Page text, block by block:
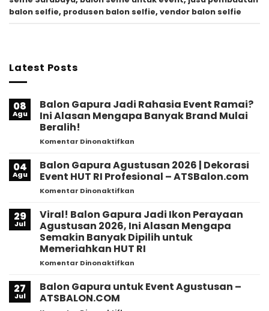
balon selfie, produsen balon selfie, vendor balon selfie
Latest Posts
08
Agu
Balon Gapura Jadi Rahasia Event Ramai?
Ini Alasan Mengapa Banyak Brand Mulai
Beralih!
Komentar Dinonaktifkan
Gapura
Jadi
Rahasia
Ini
Alasan
Mengapa
Banyak
Brand
04
Agu
Balon Gapura Agustusan 2026 | Dekorasi
Event HUT RI Profesional – ATSBalon.com
Komentar Dinonaktifkan
Gapura
Agustusan
2026
|
Dekorasi
RI
Profesional
29
Jul
Viral! Balon Gapura Jadi Ikon Perayaan
Agustusan 2026, Ini Alasan Mengapa
Semakin Banyak Dipilih untuk
Memeriahkan HUT RI
Komentar Dinonaktifkan
Balon
Gapura
27
Jul
Balon Gapura untuk Event Agustusan –
ATSBALON.COM